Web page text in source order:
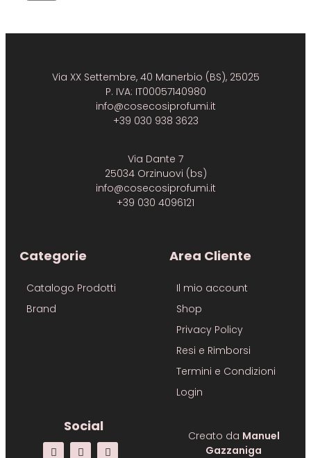
Via XX Settembre, 40 Manerbio (BS), 25025
P. IVA: IT00057140980
info@cosecosiprofumi.it
+39 030 938 3623
Via Dante 7
25034 Orzinuovi (bs)
info@cosecosiprofumi.it
+39 030 4096121
Categorie
Catalogo Prodotti
Brand
Area Cliente
Il mio account
Shop
Privacy Policy
Resi e Rimborsi
Termini e Condizioni
Login
Social
Creato da Manuel
Gazzaniga